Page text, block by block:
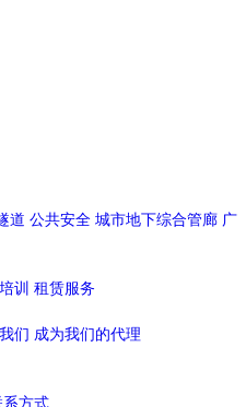
道 公共安全 城市地下综合管廊 广
训 租赁服务
们 成为我们的代理